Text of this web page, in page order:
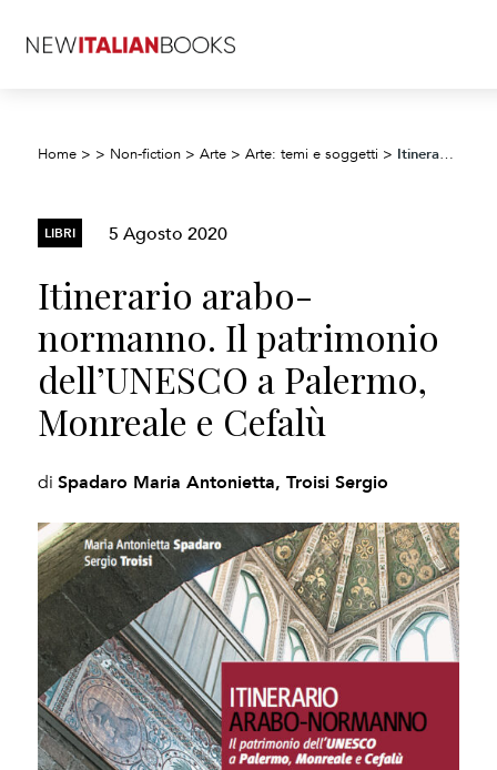
Home > > Non-fiction >Arte >Arte: temi e soggetti > Itinerario arabo-normanno. Il patrimonio dell’UNESCO a Palermo, Monreale e Cefalù
LIBRI 5 Agosto 2020
Itinerario arabo-
normanno. Il patrimonio
dell’UNESCO a Palermo,
Monreale e Cefalù
diSpadaro Maria Antonietta, Troisi Sergio